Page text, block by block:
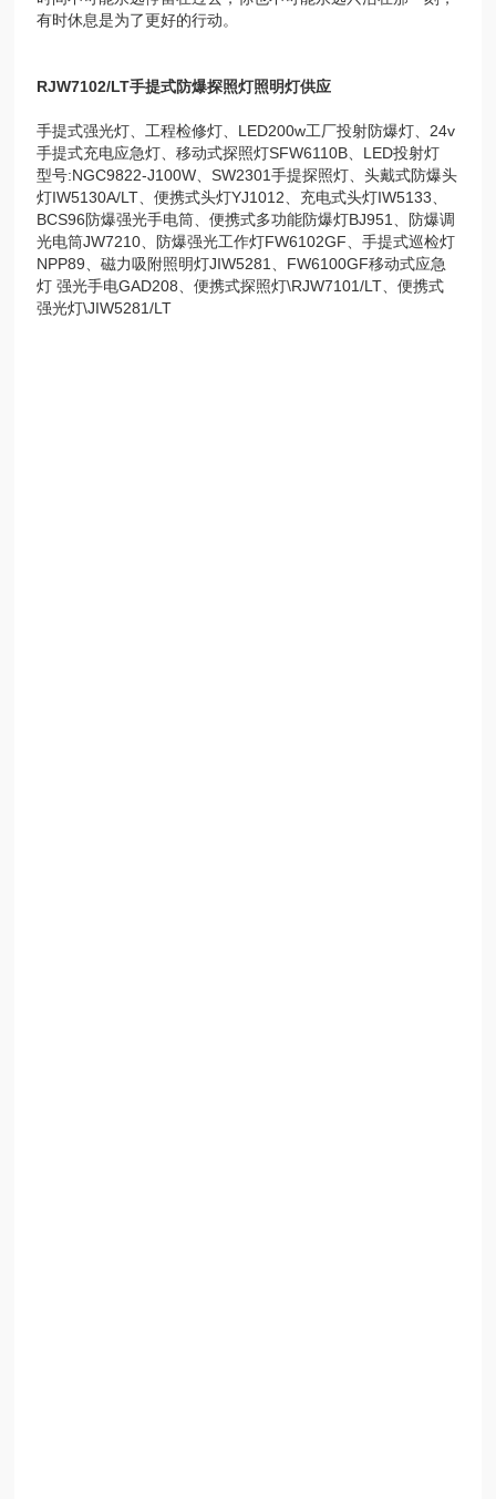
有时休息是为了更好的行动。
RJW7102/LT手提式防爆探照灯照明灯供应
手提式强光灯、工程检修灯、LED200w工厂投射防爆灯、24v
手提式充电应急灯、移动式探照灯SFW6110B、LED投射灯
型号:NGC9822-J100W、SW2301手提探照灯、头戴式防爆头
灯IW5130A/LT、便携式头灯YJ1012、充电式头灯IW5133、
BCS96防爆强光手电筒、便携式多功能防爆灯BJ951、防爆调
光电筒JW7210、防爆强光工作灯FW6102GF、手提式巡检灯
NPP89、磁力吸附照明灯JIW5281、FW6100GF移动式应急
灯 强光手电GAD208、便携式探照灯\RJW7101/LT、便携式
强光灯\JIW5281/LT